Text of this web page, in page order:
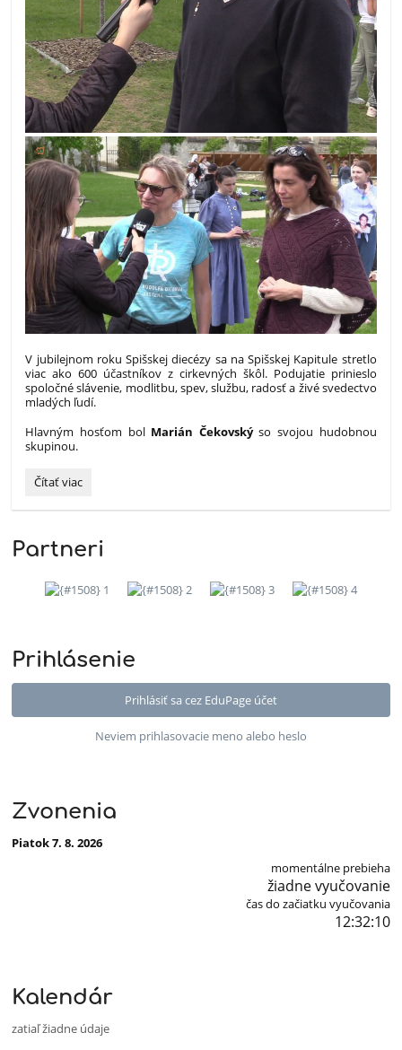
V jubilejnom roku Spišskej diecézy sa na Spišskej Kapitule stretlo
viac ako 600 účastníkov z cirkevných škôl. Podujatie prinieslo
spoločné slávenie, modlitbu, spev, službu, radosť a živé svedectvo
mladých ľudí.
Hlavným hosťom bol Marián Čekovskýso svojou hudobnou
skupinou.
Deň
škôl
jubilejnom
roku
Spišskej
diecézy:
Čítať viac
Partneri
Prihlásenie
Prihlásiť sa cez EduPage účet
Neviem prihlasovacie meno alebo heslo
Zvonenia
Piatok 7. 8. 2026
momentálne prebieha
žiadne vyučovanie
čas do začiatku vyučovania
12:32:09
Kalendár
zatiaľ žiadne údaje